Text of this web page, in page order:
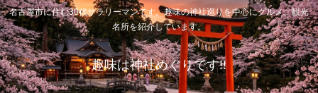
名古屋市に住む30代サラリーマンです。趣味の神社巡りを中心にグルメ、観光
名所を紹介しています。
趣味は神社めぐりです!!